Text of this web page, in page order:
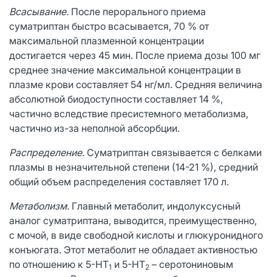
Всасывание. После перорального приема
суматриптан быстро всасывается, 70 % от
максимальной плазменной концентрации
достигается через 45 мин. После приема дозы 100 мг
среднее значение максимальной концентрации в
плазме крови составляет 54 нг/мл. Средняя величина
абсолютной биодоступности составляет 14 %,
частично вследствие пресистемного метаболизма,
частично из-за неполной абсорбции.
Распределение. Суматриптан связывается с белками
плазмы в незначительной степени (14-21 %), средний
общий объем распределения составляет 170 л.
Метаболизм. Главный метаболит, индолуксусный
аналог суматриптана, выводится, преимущественно,
с мочой, в виде свободной кислоты и глюкуронидного
конъюгата. Этот метаболит не обладает активностью
по отношению к 5-HT1 и 5-НТ2 – серотониновым